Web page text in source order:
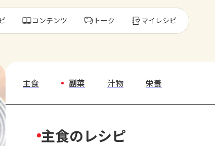
コンテンツ トーク マイレシピ
主食 副菜 汁物 栄養
主食のレシピ